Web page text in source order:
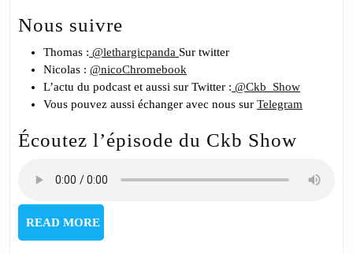
Nous suivre
Thomas : @lethargicpanda Sur twitter
Nicolas : @nicoChromebook
L’actu du podcast et aussi sur Twitter : @Ckb_Show
Vous pouvez aussi échanger avec nous sur Telegram
Écoutez l’épisode du Ckb Show
READ MOREREAD
MORE